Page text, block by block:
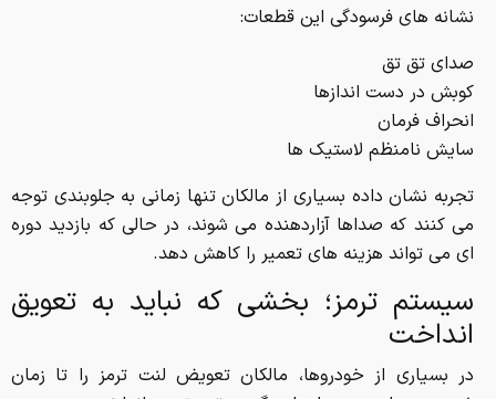
نشانه های فرسودگی این قطعات:
صدای تق تق
کوبش در دست اندازها
انحراف فرمان
سایش نامنظم لاستیک ها
تجربه نشان داده بسیاری از مالکان تنها زمانی به جلوبندی توجه
می کنند که صداها آزاردهنده می شوند، در حالی که بازدید دوره
ای می تواند هزینه های تعمیر را کاهش دهد.
سیستم ترمز؛ بخشی که نباید به تعویق
انداخت
در بسیاری از خودروها، مالکان تعویض لنت ترمز را تا زمان